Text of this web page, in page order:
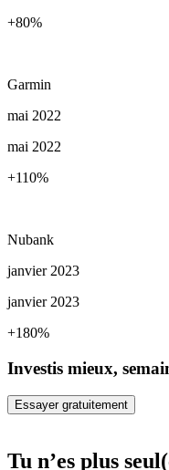
+80%
Garmin
mai 2022
mai 2022
+110%
Nubank
janvier 2023
janvier 2023
+180%
Investis mieux,
Essayer gratuitement
Tu n’es plus